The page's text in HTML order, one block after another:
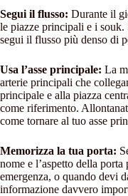
Segui il flusso: Durante il
le piazze principali e i
segui il flusso più denso di
Usa l’asse principale: La
arterie principali che
principale e alla piazza
come riferimento.
come tornare al tuo asse
Memorizza la tua porta:
nome e l’aspetto della
emergenza, o quando devi
informazione davvero